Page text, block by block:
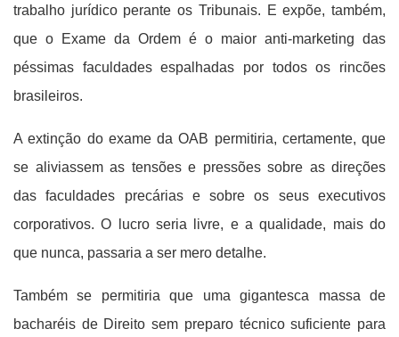
trabalho jurídico perante os Tribunais. E expõe, também,
que o Exame da Ordem é o maior anti-marketing das
péssimas faculdades espalhadas por todos os rincões
brasileiros.
A extinção do exame da OAB permitiria, certamente, que
se aliviassem as tensões e pressões sobre as direções
das faculdades precárias e sobre os seus executivos
corporativos. O lucro seria livre, e a qualidade, mais do
que nunca, passaria a ser mero detalhe.
Também se permitiria que uma gigantesca massa de
bacharéis de Direito sem preparo técnico suficiente para